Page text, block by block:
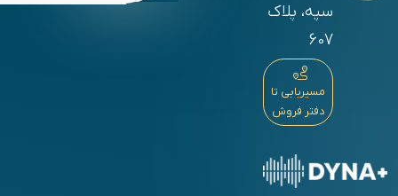
سپه، پلاک
607
مسیریابی تا
دفتر فروش